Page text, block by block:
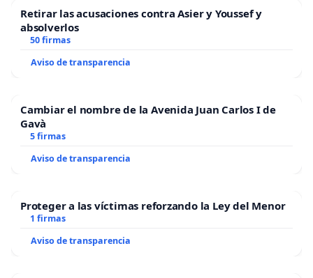
Retirar las acusaciones contra Asier y Youssef y
absolverlos
50 firmas
Aviso de transparencia
Cambiar el nombre de la Avenida Juan Carlos I de
Gavà
5 firmas
Aviso de transparencia
Proteger a las víctimas reforzando la Ley del Menor
1 firmas
Aviso de transparencia